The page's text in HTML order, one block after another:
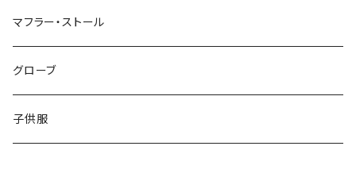
50/XL～
48/L
50/XL～
46/M
48/L
50/XL～
～44/S
46/M
48/L
マフラー・ストール
グローブ
子供服